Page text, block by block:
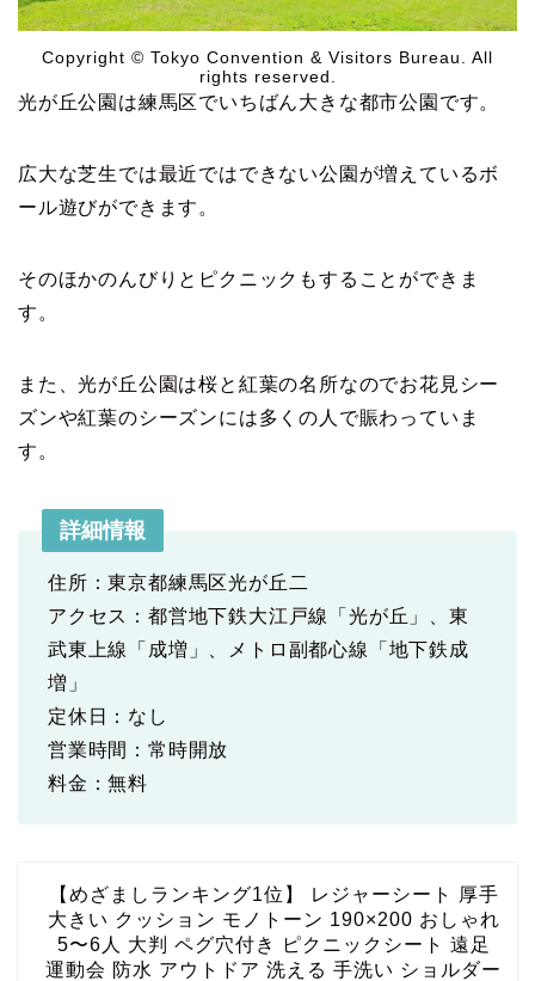
Copyright © Tokyo Convention & Visitors Bureau. All
rights reserved.
光が丘公園は練馬区でいちばん大きな都市公園です。
広大な芝生では最近ではできない公園が増えているボ
ール遊びができます。
そのほかのんびりとピクニックもすることができま
す。
また、光が丘公園は桜と紅葉の名所なのでお花見シー
ズンや紅葉のシーズンには多くの人で賑わっていま
す。
詳細情報
住所：東京都練馬区光が丘二
アクセス：都営地下鉄大江戸線「光が丘」、東
武東上線「成増」、メトロ副都心線「地下鉄成
増」
定休日：なし
営業時間：常時開放
料金：無料
【めざましランキング1位】 レジャーシート 厚手
大きい クッション モノトーン 190×200 おしゃれ
5〜6人 大判 ペグ穴付き ピクニックシート 遠足
運動会 防水 アウトドア 洗える 手洗い ショルダー